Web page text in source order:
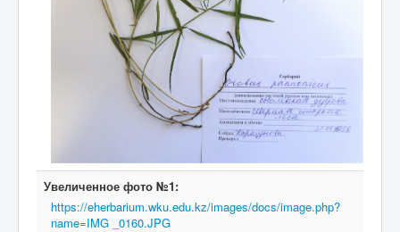
Увеличенное фото №1:
https://eherbarium.wku.edu.kz/images/docs/image.php?
name=IMG _0160.JPG